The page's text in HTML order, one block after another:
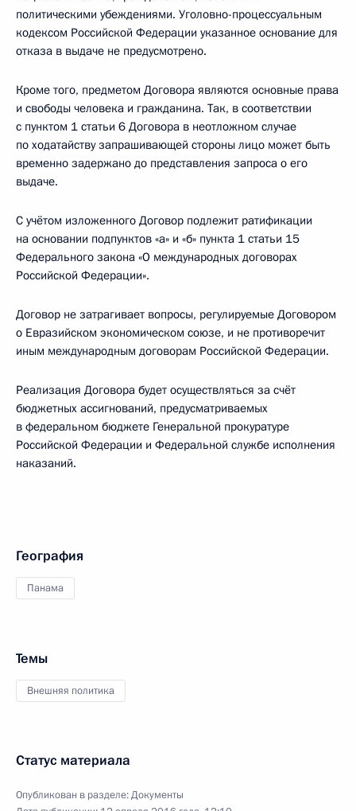
политическими убеждениями. Уголовно-процессуальным
кодексом Российской Федерации указанное основание для
отказа в выдаче не предусмотрено.
Кроме того, предметом Договора являются основные права
и свободы человека и гражданина. Так, в соответствии
с пунктом 1 статьи 6 Договора в неотложном случае
по ходатайству запрашивающей стороны лицо может быть
временно задержано до представления запроса о его
выдаче.
С учётом изложенного Договор подлежит ратификации
на основании подпунктов «а» и «б» пункта 1 статьи 15
Федерального закона «О международных договорах
Российской Федерации».
Договор не затрагивает вопросы, регулируемые Договором
о Евразийском экономическом союзе, и не противоречит
иным международным договорам Российской Федерации.
Реализация Договора будет осуществляться за счёт
бюджетных ассигнований, предусматриваемых
в федеральном бюджете Генеральной прокуратуре
Российской Федерации и Федеральной службе исполнения
наказаний.
География
Панама
Темы
Внешняя политика
Статус материала
Опубликован в разделе:Документы